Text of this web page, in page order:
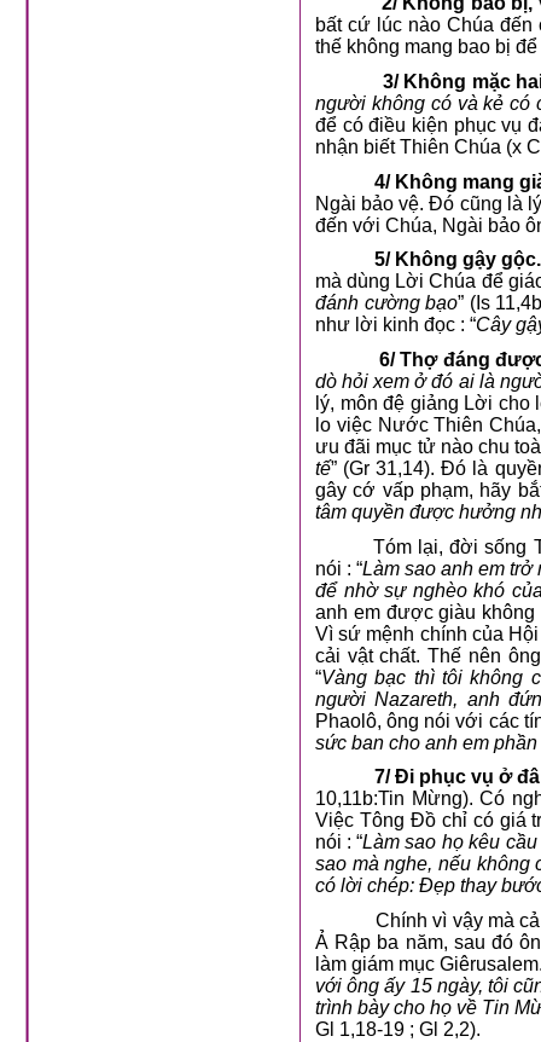
bất cứ lúc nào Chúa
thế không mang bao bị
3/ Không mặc
người không có và kẻ có
để có điều kiện phục vụ
nhận biết Thiên Chúa (x
4/ Không mang
Ngài bảo vệ. Đó cũng là
đến với Chúa, Ngài bảo
5/ Không gậy
mà dùng Lời Chúa để
đánh cường bạo” (Is
như lời kinh đọc : “Cây
6/ Thợ đáng
dò hỏi xem ở đó ai là
lý, môn đệ giảng Lời
lo việc Nước Thiên
ưu đãi mục tử nào chu
tế” (Gr 31,14). Đó là
gây cớ vấp phạm, hãy
tâm quyền được hưởng
Tóm lại, đời sống
nói : “Làm sao anh em
để nhờ sự nghèo khó
anh em được giàu
Vì sứ mệnh chính của
cải vật chất. Thế nên
“Vàng bạc thì tôi không
người Nazareth, anh
Phaolô, ông nói với các
sức ban cho anh em
7/ Đi phục vụ ở
10,11b:Tin Mừng). Có
Việc Tông Đồ chỉ có giá
nói : “Làm sao họ kêu
sao mà nghe, nếu không
có lời chép: Đẹp thay
Chính vì vậy mà
Ả Rập ba năm, sau đó
làm giám mục
với ông ấy 15 ngày, tôi
trình bày cho họ về Tin
Gl 1,18-19 ; Gl 2,2).